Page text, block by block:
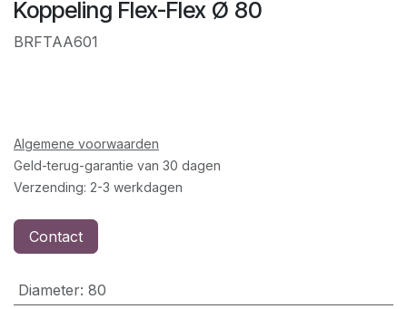
Koppeling Flex-Flex Ø 80
BRFTAA601
Algemene voorwaarden
Geld-terug-garantie van 30 dagen
Verzending: 2-3 werkdagen
Contact
Diameter: 80